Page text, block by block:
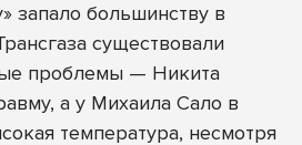
запало большинству в
существовали
проблемы — Никита
а у Михаила Сало в
температура, несмотря